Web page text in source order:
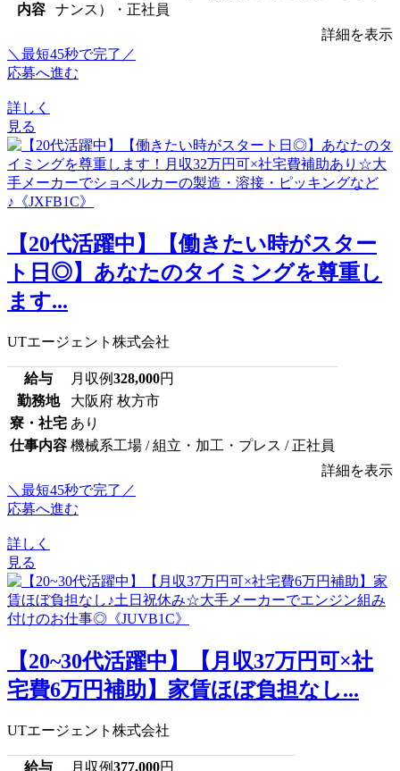
内容
ナンス）・正社員
詳細を表示
＼最短45秒で完了／
応募へ進む
詳しく
見る
【20代活躍中】【働きたい時がスター
ト日◎】あなたのタイミングを尊重し
ます...
UTエージェント株式会社
給与 月収例328,000円
勤務地
大阪府 枚方市
寮・社宅 あり
仕事内容 機械系工場 / 組立・加工・プレス / 正社員
詳細を表示
＼最短45秒で完了／
応募へ進む
詳しく
見る
【20~30代活躍中】【月収37万円可×社
宅費6万円補助】家賃ほぼ負担なし...
UTエージェント株式会社
給与 月収例377,000円